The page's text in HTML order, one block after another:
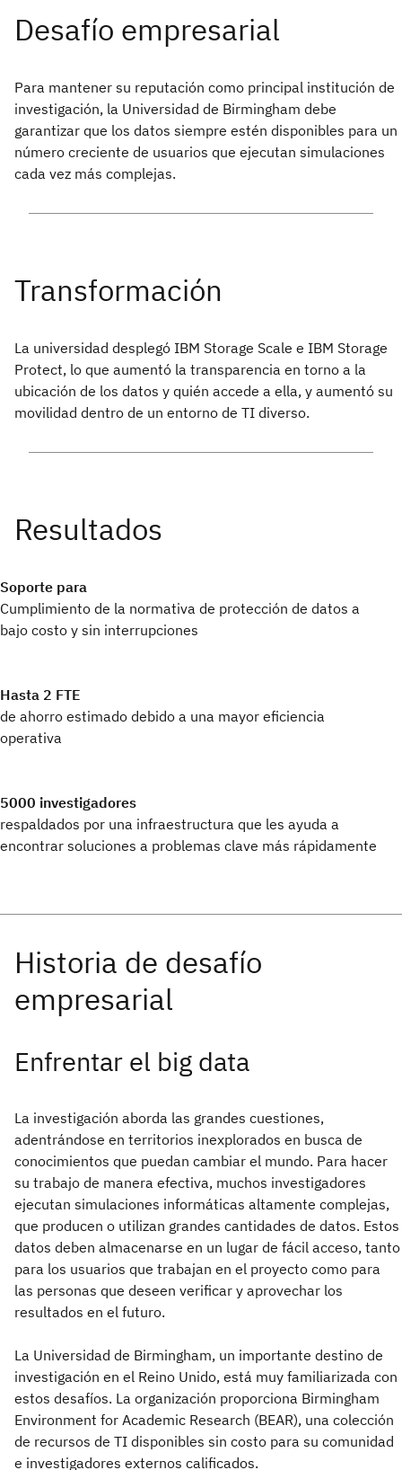
Para mantener su reputación como principal institución de
investigación, la Universidad de Birmingham debe
garantizar que los datos siempre estén disponibles para un
número creciente de usuarios que ejecutan simulaciones
cada vez más complejas.
La universidad desplegó IBM Storage Scale e IBM Storage
Protect, lo que aumentó la transparencia en torno a la
ubicación de los datos y quién accede a ella, y aumentó su
movilidad dentro de un entorno de TI diverso.
Soporte para
Cumplimiento de la normativa de protección de datos a
bajo costo y sin interrupciones
Hasta 2 FTE
de ahorro estimado debido a una mayor eficiencia
operativa
5000 investigadores
respaldados por una infraestructura que les ayuda a
encontrar soluciones a problemas clave más rápidamente
Enfrentar el big data
La investigación aborda las grandes cuestiones,
adentrándose en territorios inexplorados en busca de
conocimientos que puedan cambiar el mundo. Para hacer
su trabajo de manera efectiva, muchos investigadores
ejecutan simulaciones informáticas altamente complejas,
que producen o utilizan grandes cantidades de datos. Estos
datos deben almacenarse en un lugar de fácil acceso, tanto
para los usuarios que trabajan en el proyecto como para
las personas que deseen verificar y aprovechar los
resultados en el futuro.
La Universidad de Birmingham, un importante destino de
investigación en el Reino Unido, está muy familiarizada con
estos desafíos. La organización proporciona Birmingham
Environment for Academic Research (BEAR), una colección
de recursos de TI disponibles sin costo para su comunidad
e investigadores externos calificados.